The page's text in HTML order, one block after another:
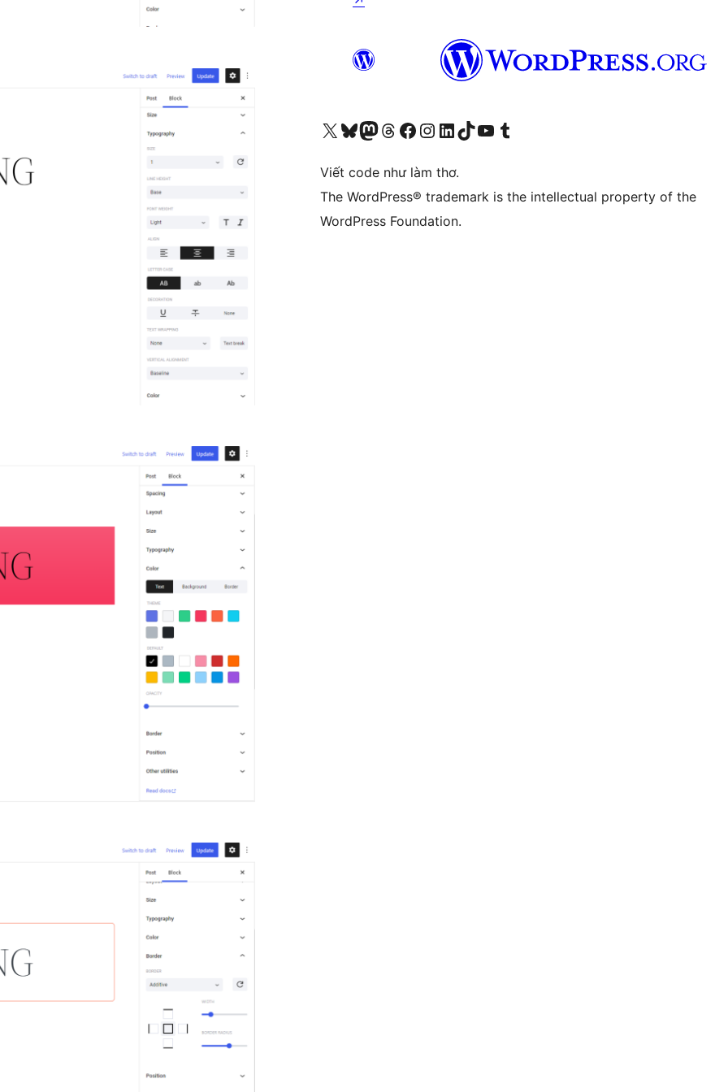
Truy cập tài khoản X (trước đây là Twitter) của chúng tôiVisit our Bluesky account
Visit our Mastodon account
Visit our Threads account
Xem trang Facebook của chúng tôiTruy cập tài khoản Instagram của chúng tôiTruy cập tài khoản LinkedIn của chúng tôiVisit our TikTok account
Truy cập kênh YouTube của chúng tôi Visit our Tumblr account
Viết code như làm thơ.
The WordPress® trademark is the intellectual property of the
WordPress Foundation.